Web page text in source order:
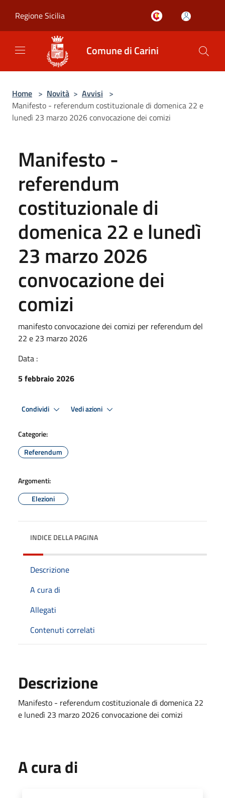
Regione Sicilia
Comune di Carini
Home > Novità > Avvisi >
Manifesto - referendum costituzionale di domenica 22 e
lunedì 23 marzo 2026 convocazione dei comizi
Manifesto -
referendum
costituzionale di
domenica 22 e lunedì
23 marzo 2026
convocazione dei
comizi
manifesto convocazione dei comizi per referendum del
22 e 23 marzo 2026
Data :
5 febbraio 2026
Condividi Vedi azioni
Categorie:
Referendum
Argomenti:
Elezioni
INDICE DELLA PAGINA
Descrizione
A cura di
Allegati
Contenuti correlati
Descrizione
Manifesto - referendum costituzionale di domenica 22
e lunedì 23 marzo 2026 convocazione dei comizi
A cura di